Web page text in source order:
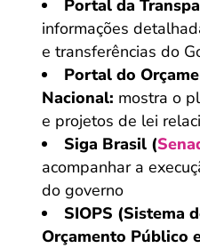
Portal da
informações
e transferências do
Portal do
Nacional: mostra o
e projetos de lei
Siga Brasil (
acompanhar a
do governo
SIOPS (Sistema
Orçamento Público